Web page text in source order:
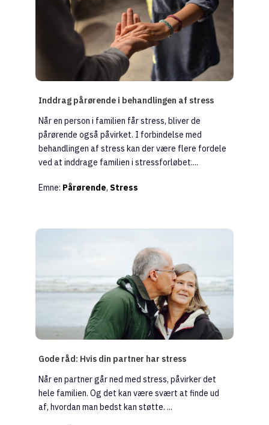
Inddrag pårørende i behandlingen af stress
Når en person i familien får stress, bliver de
pårørende også påvirket. I forbindelse med
behandlingen af stress kan der være flere fordele
ved at inddrage familien i stressforløbet....
Emne: Pårørende, Stress
Gode råd: Hvis din partner har stress
Når en partner går ned med stress, påvirker det
hele familien. Og det kan være svært at finde ud
af, hvordan man bedst kan støtte. ...